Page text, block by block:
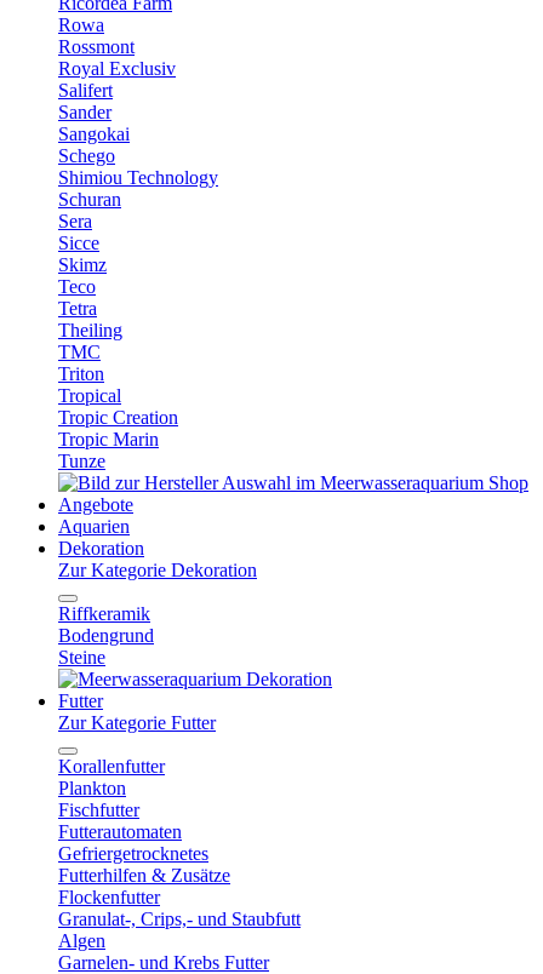
Rowa
Rossmont
Royal Exclusiv
Salifert
Sander
Sangokai
Schego
Shimiou Technology
Schuran
Sera
Sicce
Skimz
Teco
Tetra
Theiling
TMC
Triton
Tropical
Tropic Creation
Tropic Marin
Tunze
Angebote
Aquarien
Dekoration
Zur Kategorie Dekoration
Riffkeramik
Bodengrund
Steine
Futter
Zur Kategorie Futter
Korallenfutter
Plankton
Fischfutter
Futterautomaten
Gefriergetrocknetes
Futterhilfen & Zusätze
Flockenfutter
Granulat-, Crips,- und Staubfutt
Algen
Garnelen- und Krebs Futter